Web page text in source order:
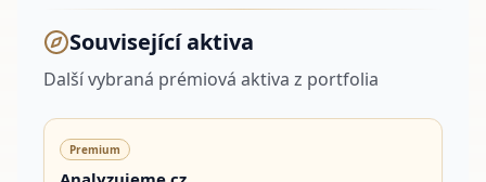
Související aktiva
Další vybraná prémiová aktiva z portfolia
Premium